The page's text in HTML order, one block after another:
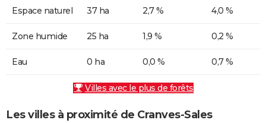
Espace naturel 37 ha 2,7 % 4,0 %
Zone humide 25 ha 1,9 % 0,2 %
Eau 0 ha 0,0 % 0,7 %
Villes avec le plus de forêts
Les villes à proximité de Cranves-Sales